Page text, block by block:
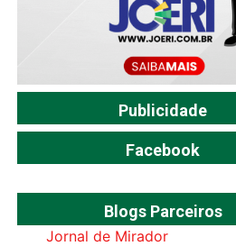
Publicidade
Facebook
Blogs Parceiros
Jornal de Mirador